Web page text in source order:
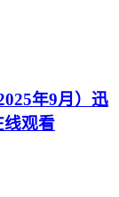
年9月）迅
线观看